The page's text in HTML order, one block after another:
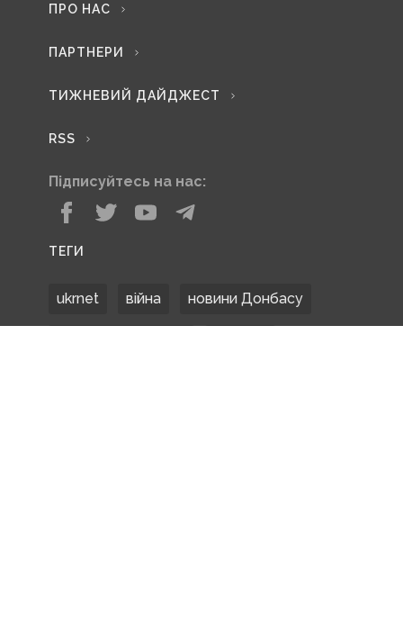
ПРО НАС
ПАРТНЕРИ
ТИЖНЕВИЙ ДАЙДЖЕСТ
RSS
Підписуйтесь на нас:
ТЕГИ
ukrnet війна новини Донбасу